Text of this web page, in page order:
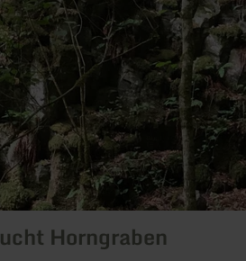
Horngraben